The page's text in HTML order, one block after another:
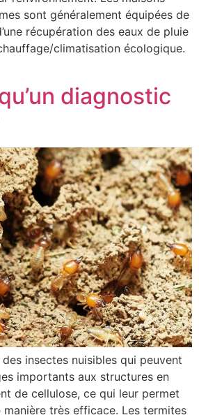
sont généralement équipées de
récupération des eaux de pluie
climatisation écologique.
diagnostic
insectes nuisibles qui peuvent
importants aux structures en
de cellulose, ce qui leur permet
très efficace. Les termites